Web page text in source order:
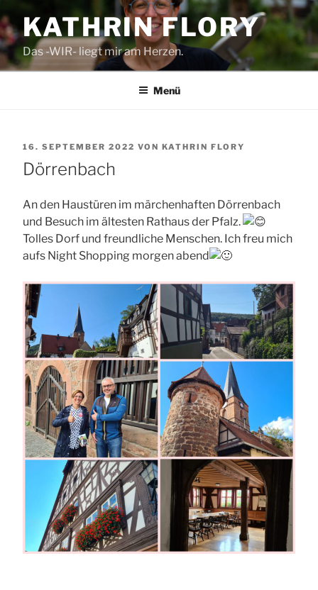
Inhalt
springenKATHRIN FLORY
Das -WIR- liegt mir am Herzen.
Menü
VERÖFFENTLICHT
AM
16. SEPTEMBER 2022 VON KATHRIN FLORY
Dörrenbach
An den Haustüren im märchenhaften Dörrenbach
und Besuch im ältesten Rathaus der Pfalz.
Tolles Dorf und freundliche Menschen. Ich freu mich
aufs Night Shopping morgen abend